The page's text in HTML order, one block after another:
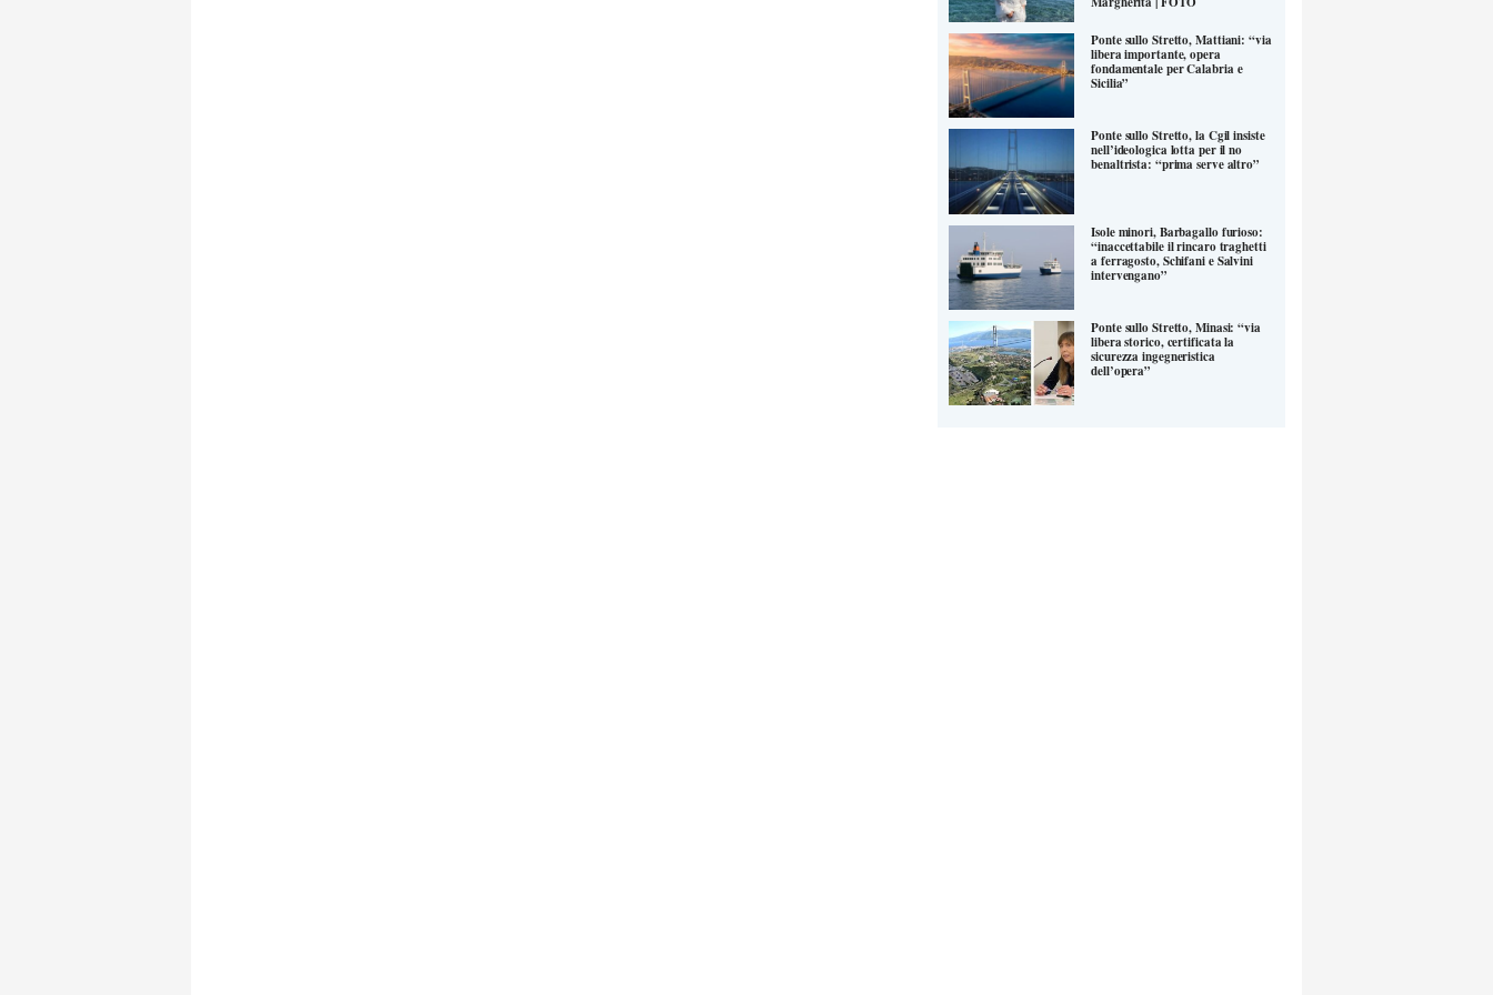
Ponte sullo Stretto, Mattiani: “via
libera importante, opera
fondamentale per Calabria e
Sicilia”
Ponte sullo Stretto, la Cgil insiste
nell’ideologica lotta per il no
benaltrista: “prima serve altro”
Isole minori, Barbagallo furioso:
“inaccettabile il rincaro traghetti
a ferragosto, Schifani e Salvini
intervengano”
Ponte sullo Stretto, Minasi: “via
libera storico, certificata la
sicurezza ingegneristica
dell’opera”